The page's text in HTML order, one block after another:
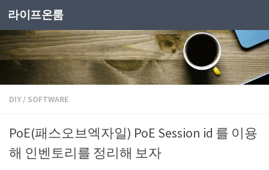
라이프온룸
DIY / SOFTWARE
PoE(패스오브엑자일) PoE Session id 를 이용
해 인벤토리를 정리해 보자